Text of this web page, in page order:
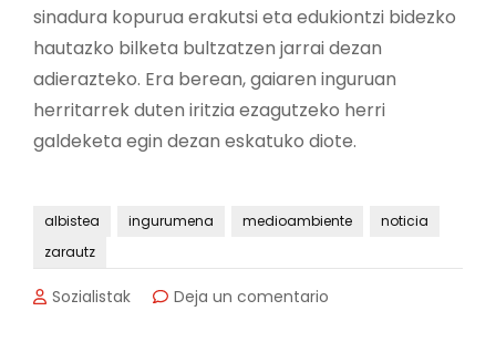
sinadura kopurua erakutsi eta edukiontzi bidezko
hautazko bilketa bultzatzen jarrai dezan
adierazteko. Era berean, gaiaren inguruan
herritarrek duten iritzia ezagutzeko herri
galdeketa egin dezan eskatuko diote.
albistea ingurumena medioambiente
noticia
zarautz
Sozialistak Deja un comentario